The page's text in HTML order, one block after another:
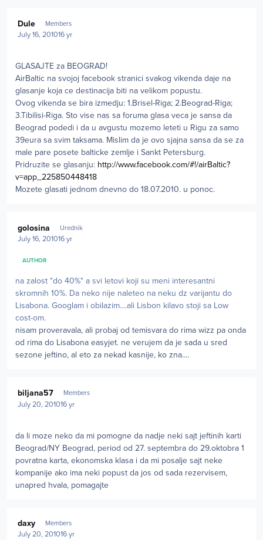
Dule Members
July 16, 201016 yr
GLASAJTE za BEOGRAD!
AirBaltic na svojoj facebook stranici svakog vikenda daje na
glasanje koja ce destinacija biti na velikom popustu.
Ovog vikenda se bira izmedju: 1.Brisel-Riga; 2.Beograd-Riga;
3.Tibilisi-Riga. Sto vise nas sa foruma glasa veca je sansa da
Beograd podedi i da u avgustu mozemo leteti u Rigu za samo
39eura sa svim taksama. Mislim da je ovo sjajna sansa da se za
male pare posete balticke zemlje i Sankt Petersburg.
Pridruzite se glasanju: http://www.facebook.com/#!/airBaltic?
v=app_225850448418
Mozete glasati jednom dnevno do 18.07.2010. u ponoc.
golosina Urednik
July 16, 201016 yr
AUTHOR
na zalost "do 40%" a svi letovi koji su meni interesantni
skromnih 10%. Da neko nije naleteo na neku dz varijantu do
Lisabona. Googlam i obilazim....ali Lisbon kilavo stoji sa Low
cost-om.
nisam proveravala, ali probaj od temisvara do rima wizz pa onda
od rima do Lisabona easyjet. ne verujem da je sada u sred
sezone jeftino, al eto za nekad kasnije, ko zna....
biljana57 Members
July 20, 201016 yr
da li moze neko da mi pomogne da nadje neki sajt jeftinih karti
Beograd/NY Beograd, period od 27. septembra do 29.oktobra 1
povratna karta, ekonomska klasa i da mi posalje sajt neke
kompanije ako ima neki popust da jos od sada rezervisem,
unapred hvala, pomagajte
daxy Members
July 20, 201016 yr